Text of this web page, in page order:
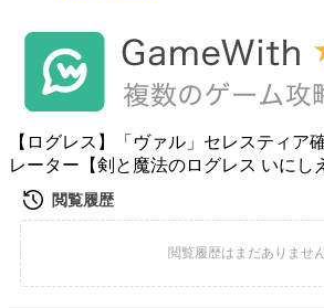
【ログレス】「ヴァル」セレスティア
レーター【剣と魔法のログレス いにし